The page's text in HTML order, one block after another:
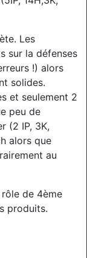
Les
sur la défenses
!) alors
solides.
et seulement 2
peu de
(2 IP, 3K,
alors que
au
de 4ème
produits.